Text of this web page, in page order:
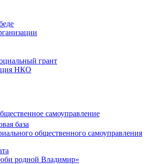
грант
НКО
самоуправление
база
общественного самоуправления
родной Владимир»